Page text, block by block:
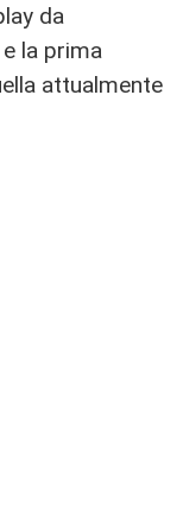
da
la prima
attualmente